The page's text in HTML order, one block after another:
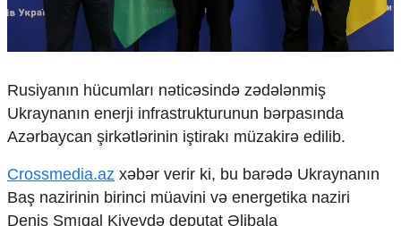
Araşdırma
Multimedia
Video
İnfoqrafika
Podcast
Humanitar
Elm və təhsil
Mədəniyyət
Rusiyanın hücumları nəticəsində zədələnmiş
Ukraynanın enerji infrastrukturunun bərpasında
Azərbaycan şirkətlərinin iştirakı müzakirə edilib.
Crossmedia.az xəbər verir ki, bu barədə Ukraynanın
Baş nazirinin birinci müavini və energetika naziri
Denis Şmıqal Kiyevdə deputat Əlibala